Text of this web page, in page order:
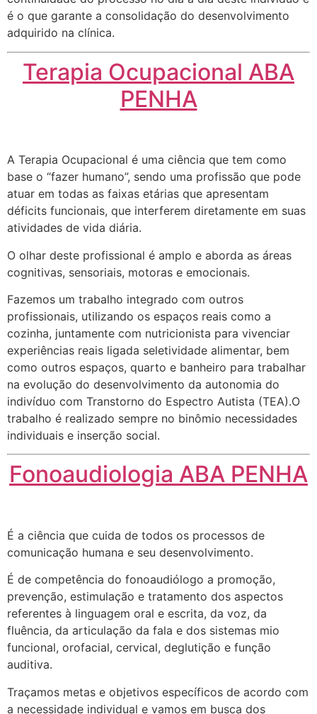
é o que garante a consolidação do desenvolvimento
adquirido na clínica.
Terapia Ocupacional ABA
PENHA
A Terapia Ocupacional é uma ciência que tem como
base o “fazer humano”, sendo uma profissão que pode
atuar em todas as faixas etárias que apresentam
déficits funcionais, que interferem diretamente em suas
atividades de vida diária.
O olhar deste profissional é amplo e aborda as áreas
cognitivas, sensoriais, motoras e emocionais.
Fazemos um trabalho integrado com outros
profissionais, utilizando os espaços reais como a
cozinha, juntamente com nutricionista para vivenciar
experiências reais ligada seletividade alimentar, bem
como outros espaços, quarto e banheiro para trabalhar
na evolução do desenvolvimento da autonomia do
indivíduo com Transtorno do Espectro Autista (TEA).O
trabalho é realizado sempre no binômio necessidades
individuais e inserção social.
Fonoaudiologia ABA PENHA
É a ciência que cuida de todos os processos de
comunicação humana e seu desenvolvimento.
É de competência do fonoaudiólogo a promoção,
prevenção, estimulação e tratamento dos aspectos
referentes à linguagem oral e escrita, da voz, da
fluência, da articulação da fala e dos sistemas mio
funcional, orofacial, cervical, deglutição e função
auditiva.
Traçamos metas e objetivos específicos de acordo com
a necessidade individual e vamos em busca dos